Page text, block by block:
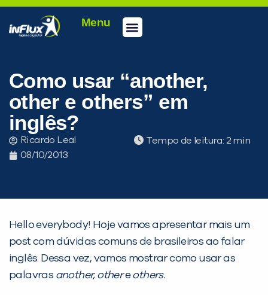
Menu
Como usar “another,
other e others” em
inglês?
Ricardo Leal
08/10/2013
Tempo de leitura:
Hello everybody! Hoje vamos apresentar mais um
post com dúvidas comuns de brasileiros ao falar
inglês. Dessa vez, vamos mostrar como usar as
palavras another, othereothers.